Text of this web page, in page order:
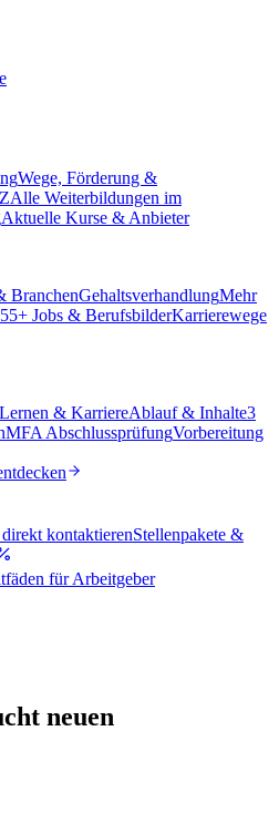
Wege, Förderung &
Alle Weiterbildungen im
Aktuelle Kurse & Anbieter
BranchenGehaltsverhandlungMehr
55+ Jobs & BerufsbilderKarrierewege
& KarriereAblauf & Inhalte3
MFA AbschlussprüfungVorbereitung
kontaktierenStellenpakete &
für Arbeitgeber
neuen